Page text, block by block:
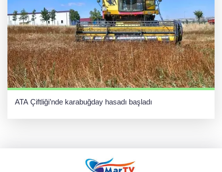
ATA Çiftliği’nde karabuğday hasadı başladı